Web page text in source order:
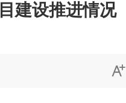
建设推进情况
